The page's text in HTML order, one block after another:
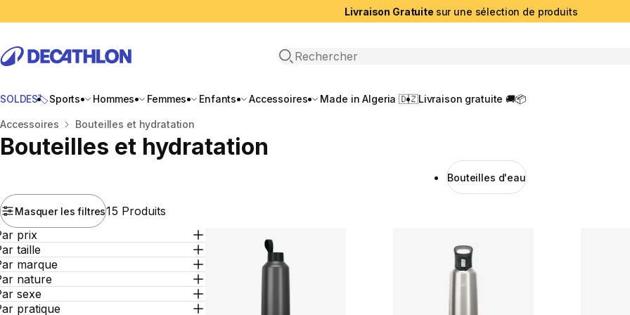
Livraison Gratuite sur une sélection de produits
Recherche ouverte
SOLDES🏷️Sports Hommes Femmes Enfants Accessoires Made in Algeria 🇩🇿Livraison gratuite 🚚📦
Accueil
Accessoires Bouteilles et hydratation
Bouteilles et hydratation
Bouteilles d'eau
Masquer les filtres15 Produits
prix
taille
marque
nature
sexe
pratique